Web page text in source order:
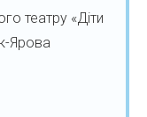
театру «Діти
Ярова